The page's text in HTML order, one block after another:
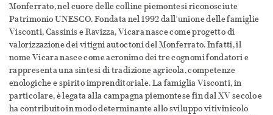
Monferrato, nel cuore delle colline piemontesi riconosciute
Patrimonio UNESCO. Fondata nel 1992 dall’unione delle famiglie
Visconti, Cassinis e Ravizza, Vicara nasce come progetto di
valorizzazione dei vitigni autoctoni del Monferrato. Infatti, il
nome Vicara nasce come acronimo dei tre cognomi fondatori e
rappresenta una sintesi di tradizione agricola, competenze
enologiche e spirito imprenditoriale. La famiglia Visconti, in
particolare, è legata alla campagna piemontese fin dal XV secolo e
ha contribuito in modo determinante allo sviluppo vitivinicolo